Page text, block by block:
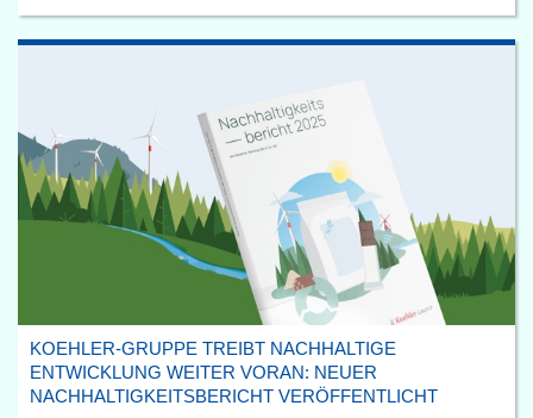
KOEHLER-GRUPPE TREIBT NACHHALTIGE
ENTWICKLUNG WEITER VORAN: NEUER
NACHHALTIGKEITSBERICHT VERÖFFENTLICHT